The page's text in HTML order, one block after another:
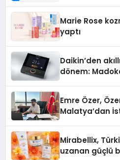
Marie Rose
yaptı
Daikin’den
dönem:
Emre Özer,
Malatya’dan
Mirabellix,
uzanan güçlü